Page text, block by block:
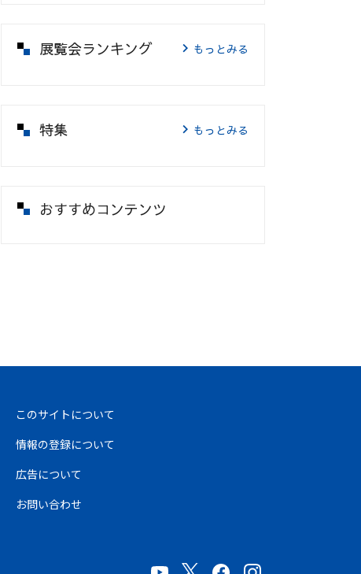
展覧会ランキング もっとみる
特集 もっとみる
おすすめコンテンツ
このサイトについて
情報の登録について
広告について
お問い合わせ